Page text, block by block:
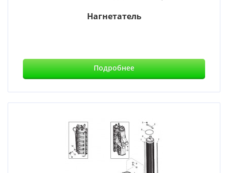
Нагнетатель
Подробнее